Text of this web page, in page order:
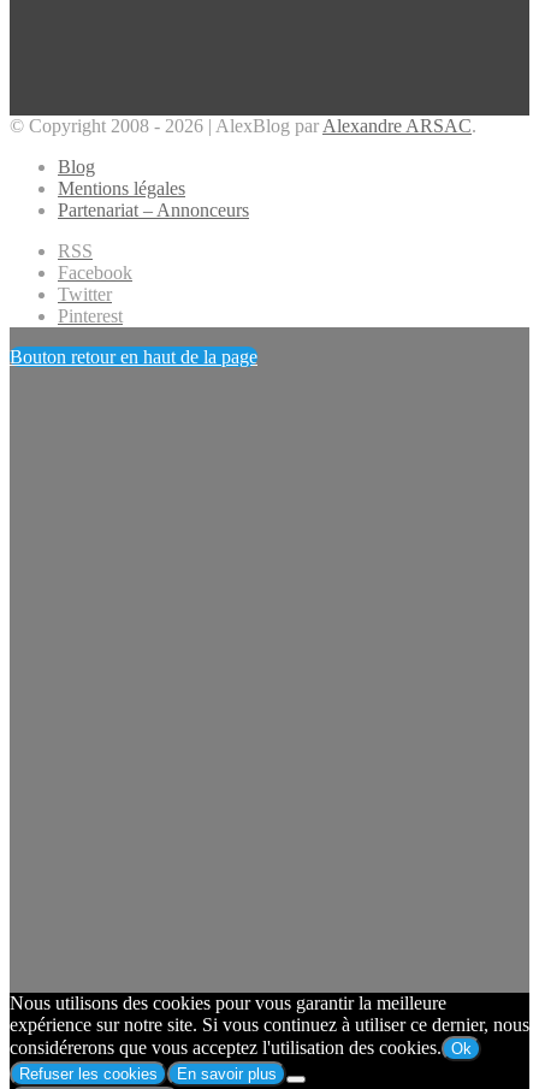
© Copyright 2008 - 2026 | AlexBlog par Alexandre ARSAC.
Blog
Mentions légales
Partenariat – Annonceurs
RSS
Facebook
Twitter
Pinterest
Bouton retour en haut de la page
Nous utilisons des cookies pour vous garantir la meilleure
expérience sur notre site. Si vous continuez à utiliser ce dernier, nous
considérerons que vous acceptez l'utilisation des cookies. Ok
Refuser les cookies
En savoir plus